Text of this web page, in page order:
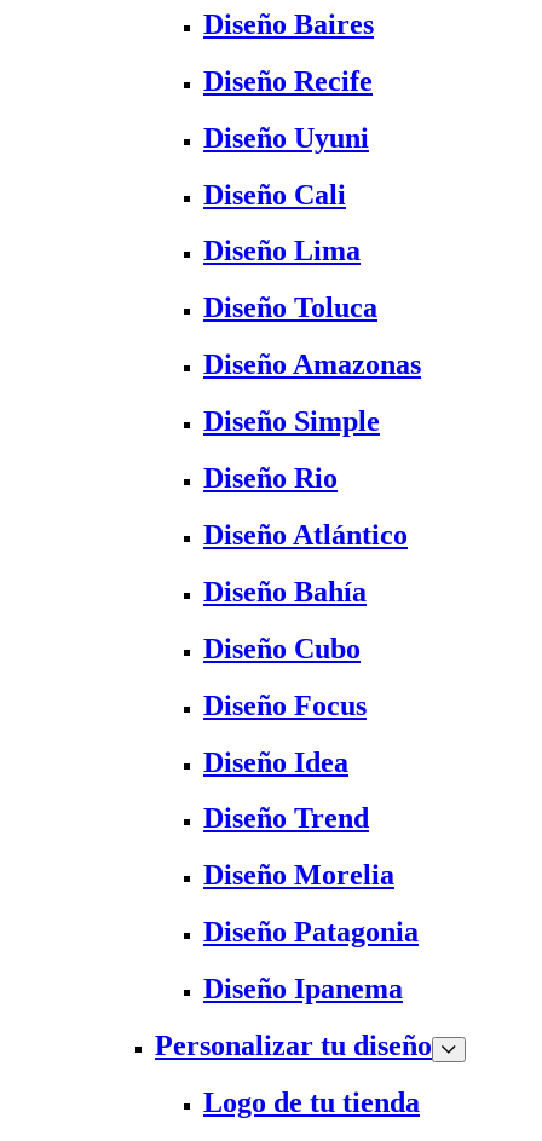
Diseño Baires
Diseño Recife
Diseño Uyuni
Diseño Cali
Diseño Lima
Diseño Toluca
Diseño Amazonas
Diseño Simple
Diseño Rio
Diseño Atlántico
Diseño Bahía
Diseño Cubo
Diseño Focus
Diseño Idea
Diseño Trend
Diseño Morelia
Diseño Patagonia
Diseño Ipanema
Personalizar tu diseño
Logo de tu tienda